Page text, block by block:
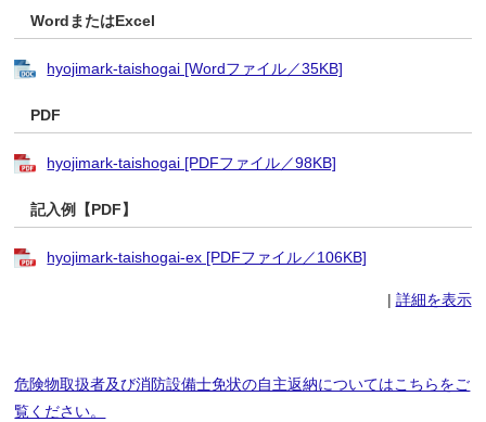
WordまたはExcel
hyojimark-taishogai [Wordファイル／35KB]
PDF
hyojimark-taishogai [PDFファイル／98KB]
記入例【PDF】
hyojimark-taishogai-ex [PDFファイル／106KB]
| 詳細を表示
危険物取扱者及び消防設備士免状の自主返納についてはこちらをご
覧ください。